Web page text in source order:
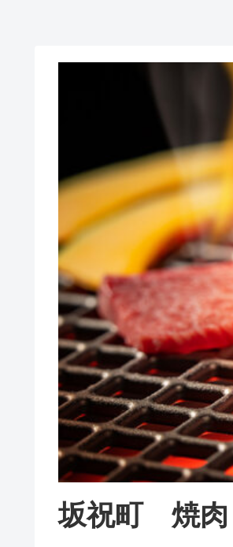
坂祝町 焼肉